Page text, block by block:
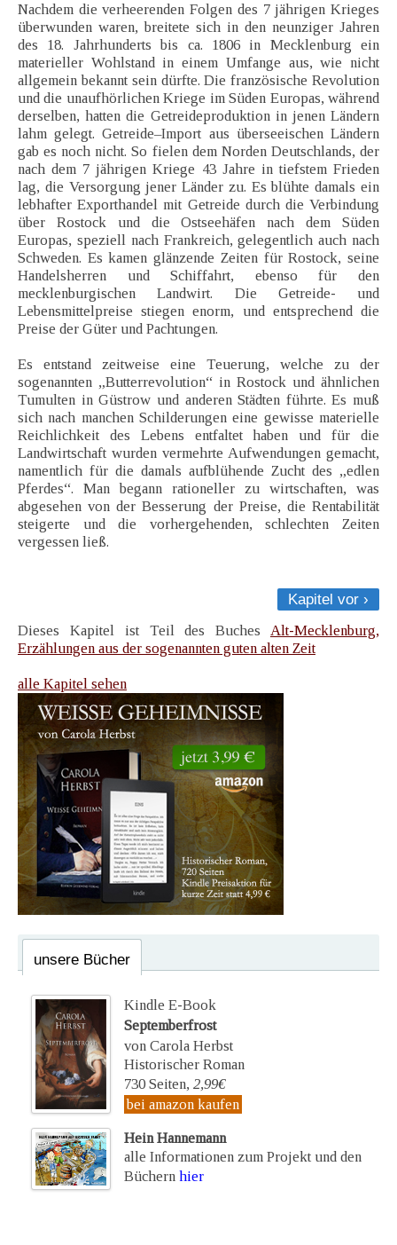
Nachdem die verheerenden Folgen des 7 jährigen Krieges
überwunden waren, breitete sich in den neunziger Jahren
des 18. Jahrhunderts bis ca. 1806 in Mecklenburg ein
materieller Wohlstand in einem Umfange aus, wie nicht
allgemein bekannt sein dürfte. Die französische Revolution
und die unaufhörlichen Kriege im Süden Europas, während
derselben, hatten die Getreideproduktion in jenen Ländern
lahm gelegt. Getreide–Import aus überseeischen Ländern
gab es noch nicht. So fielen dem Norden Deutschlands, der
nach dem 7 jährigen Kriege 43 Jahre in tiefstem Frieden
lag, die Versorgung jener Länder zu. Es blühte damals ein
lebhafter Exporthandel mit Getreide durch die Verbindung
über Rostock und die Ostseehäfen nach dem Süden
Europas, speziell nach Frankreich, gelegentlich auch nach
Schweden. Es kamen glänzende Zeiten für Rostock, seine
Handelsherren und Schiffahrt, ebenso für den
mecklenburgischen Landwirt. Die Getreide- und
Lebensmittelpreise stiegen enorm, und entsprechend die
Preise der Güter und Pachtungen.
Es entstand zeitweise eine Teuerung, welche zu der
sogenannten „Butterrevolution“ in Rostock und ähnlichen
Tumulten in Güstrow und anderen Städten führte. Es muß
sich nach manchen Schilderungen eine gewisse materielle
Reichlichkeit des Lebens entfaltet haben und für die
Landwirtschaft wurden vermehrte Aufwendungen gemacht,
namentlich für die damals aufblühende Zucht des „edlen
Pferdes“. Man begann rationeller zu wirtschaften, was
abgesehen von der Besserung der Preise, die Rentabilität
steigerte und die vorhergehenden, schlechten Zeiten
vergessen ließ.
Kapitel vor ›
Dieses Kapitel ist Teil des Buches Alt-Mecklenburg,
Erzählungen aus der sogenannten guten alten Zeit
alle Kapitel sehen
unsere Bücher
Kindle E-Book
Septemberfrost
von Carola Herbst
Historischer Roman
730 Seiten, 2,99€
bei amazon kaufen
Hein Hannemann
alle Informationen zum Projekt und den
Büchern hier